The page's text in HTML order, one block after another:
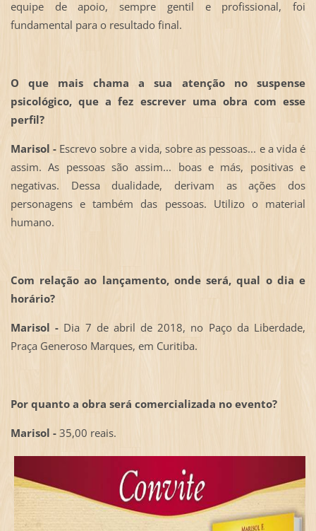
equipe de apoio, sempre gentil e profissional, foi
fundamental para o resultado final.
O que mais chama a sua atenção no suspense
psicológico, que a fez escrever uma obra com esse
perfil?
Marisol - Escrevo sobre a vida, sobre as pessoas... e a vida é
assim. As pessoas são assim... boas e más, positivas e
negativas. Dessa dualidade, derivam as ações dos
personagens e também das pessoas. Utilizo o material
humano.
Com relação ao lançamento, onde será, qual o dia e
horário?
Marisol - Dia 7 de abril de 2018, no Paço da Liberdade,
Praça Generoso Marques, em Curitiba.
Por quanto a obra será comercializada no evento?
Marisol - 35,00 reais.